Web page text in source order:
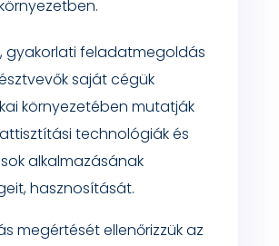
gyakorlati feladatmegoldás
saját cégük
környezetében mutatják
technológiák és
alkalmazásának
hasznosítását.
megértését ellenőrizzük az